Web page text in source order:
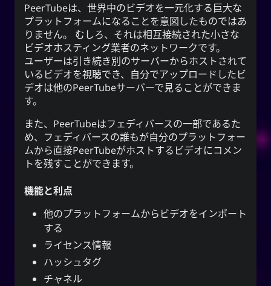
PeerTubeは、世界中のビデオを一元化する巨大な
プラットフォームになることを意図したものではあ
りません。 むしろ、それは相互接続された小さな
ビデオホスティング業者のネットワークです。
ユーザーは引き続き別のサーバーからホストされて
いるビデオを視聴でき、自分でアップロードしたビ
デオは他のPeerTubeサーバーで見ることができま
す。
また、PeerTubeはフェディバースの一部であるた
め、フェディバースの誰もが自分のプラットフォー
ムから直接PeerTubeがホストするビデオにコメン
トを残すことができます。
機能と利点
他のプラットフォームからビデオをインポート
する
ライセンス情報
ハッシュタグ
チャネル